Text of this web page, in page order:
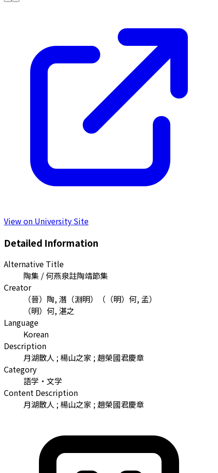
View on University Site
Detailed Information
Alternative Title
陶集 / 何燕泉註陶靖節集
Creator
（晉）陶, 潛（淵明）
（ （明）何, 孟）
（明）何, 湛之
Language
Korean
Description
月湖散人 ; 楊山之家 ; 趙榮國君慶章
Category
語学・文学
Content Description
月湖散人 ; 楊山之家 ; 趙榮國君慶章